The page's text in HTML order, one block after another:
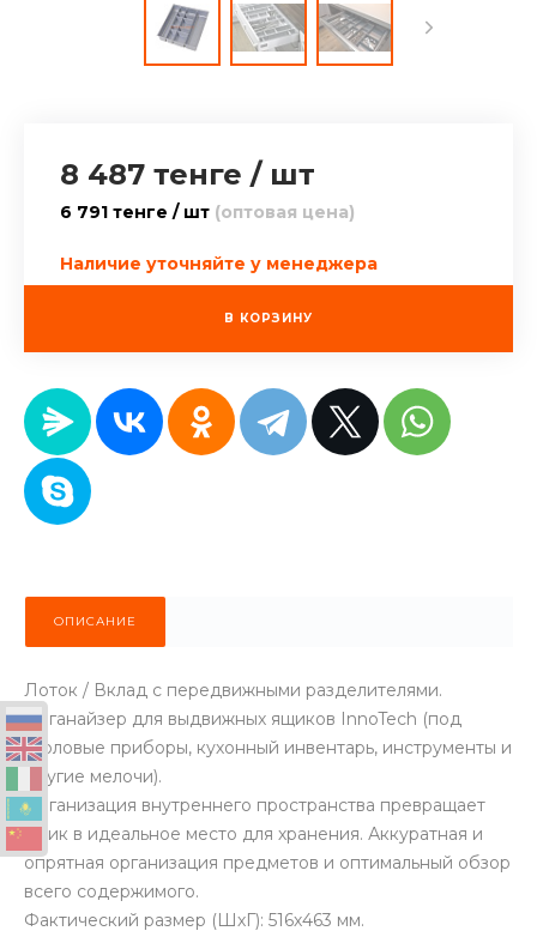
8 487 тенге / шт
6 791 тенге / шт (оптовая цена)
Наличие уточняйте у менеджера
В КОРЗИНУ
ОПИСАНИЕ
Лоток / Вклад с передвижными разделителями.
Органайзер для выдвижных ящиков InnoTech (под
столовые приборы, кухонный инвентарь, инструменты и
другие мелочи).
Организация внутреннего пространства превращает
ящик в идеальное место для хранения. Аккуратная и
опрятная организация предметов и оптимальный обзор
всего содержимого.
Фактический размер (ШхГ): 516х463 мм.